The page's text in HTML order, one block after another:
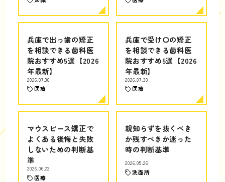
兵庫で出っ歯の矯正
を相談できる歯科医
院おすすめ5選【2026
年最新】
2026.07.30
医療
兵庫で受け口の矯正
を相談できる歯科医
院おすすめ5選【2026
年最新】
2026.07.30
医療
マウスピース矯正で
よくある後悔と失敗
しないための判断基
準
2026.06.22
医療
親知らずを抜くべき
か残すべきか迷った
時の判断基準
2026.05.26
洗面所